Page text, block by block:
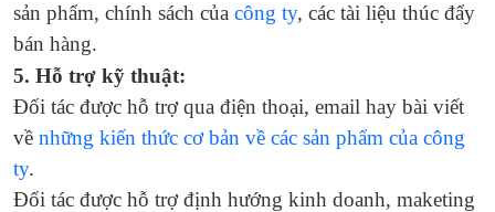
sản phẩm, chính sách của công ty, các tài liệu thúc đẩy
bán hàng.
5. Hỗ trợ kỹ thuật:
Đối tác được hỗ trợ qua điện thoại, email hay bài viết
về những kiến thức cơ bản về các sản phẩm của công
ty.
Đối tác được hỗ trợ định hướng kinh doanh, maketing